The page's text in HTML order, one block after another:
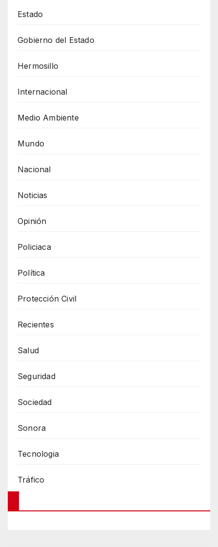
Estado
Gobierno del Estado
Hermosillo
Internacional
Medio Ambiente
Mundo
Nacional
Noticias
Opinión
Policiaca
Política
Protección Civil
Recientes
Salud
Seguridad
Sociedad
Sonora
Tecnologia
Tráfico